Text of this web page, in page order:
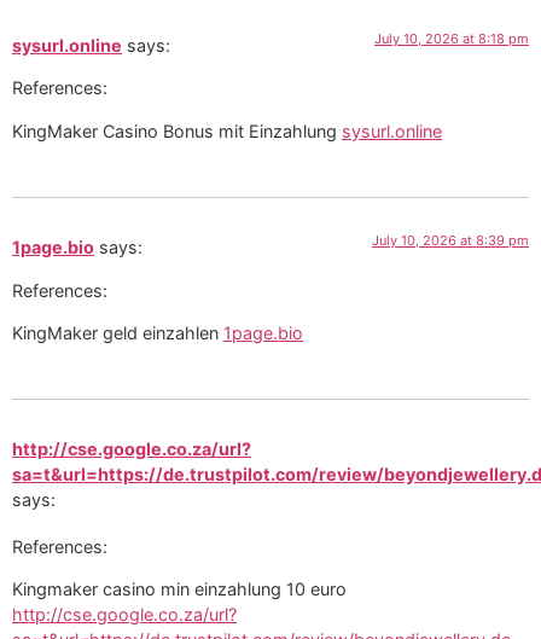
sysurl.online says: July 10, 2026 at 8:18 pm
References:
KingMaker Casino Bonus mit Einzahlung sysurl.online
1page.bio says: July 10, 2026 at 8:39 pm
References:
KingMaker geld einzahlen 1page.bio
http://cse.google.co.za/url?
sa=t&url=https://de.trustpilot.com/review/
says:
References:
Kingmaker casino min einzahlung 10 euro
http://cse.google.co.za/url?